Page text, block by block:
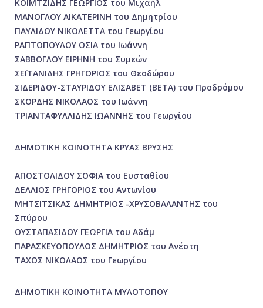
ΚΟΪΜΤΖΙΔΗΣ ΓΕΩΡΓΙΟΣ του Μιχαήλ
ΜΑΝΟΓΛΟΥ ΑΙΚΑΤΕΡΙΝΗ του Δημητρίου
ΠΑΥΛΙΔΟΥ ΝΙΚΟΛΕΤΤΑ του Γεωργίου
ΡΑΠΤΟΠΟΥΛΟΥ ΟΣΙΑ του Ιωάννη
ΣΑΒΒΟΓΛΟΥ ΕΙΡΗΝΗ του Συμεών
ΣΕΪΤΑΝΙΔΗΣ ΓΡΗΓΟΡΙΟΣ του Θεοδώρου
ΣΙΔΕΡΙΔΟΥ-ΣΤΑΥΡΙΔΟΥ ΕΛΙΣΑΒΕΤ (ΒΕΤΑ) του Προδρόμου
ΣΚΟΡΔΗΣ ΝΙΚΟΛΑΟΣ του Ιωάννη
ΤΡΙΑΝΤΑΦΥΛΛΙΔΗΣ ΙΩΑΝΝΗΣ του Γεωργίου
ΔΗΜΟΤΙΚΗ ΚΟΙΝΟΤΗΤΑ ΚΡΥΑΣ ΒΡΥΣΗΣ
ΑΠΟΣΤΟΛΙΔΟΥ ΣΟΦΙΑ του Ευσταθίου
ΔΕΛΛΙΟΣ ΓΡΗΓΟΡΙΟΣ του Αντωνίου
ΜΗΤΣΙΤΣΙΚΑΣ ΔΗΜΗΤΡΙΟΣ -ΧΡΥΣΟΒΑΛΑΝΤΗΣ του
Σπύρου
ΟΥΣΤΑΠΑΣΙΔΟΥ ΓΕΩΡΓΙΑ του Αδάμ
ΠΑΡΑΣΚΕΥΟΠΟΥΛΟΣ ΔΗΜΗΤΡΙΟΣ του Ανέστη
ΤΑΧΟΣ ΝΙΚΟΛΑΟΣ του Γεωργίου
ΔΗΜΟΤΙΚΗ ΚΟΙΝΟΤΗΤΑ ΜΥΛΟΤΟΠΟΥ